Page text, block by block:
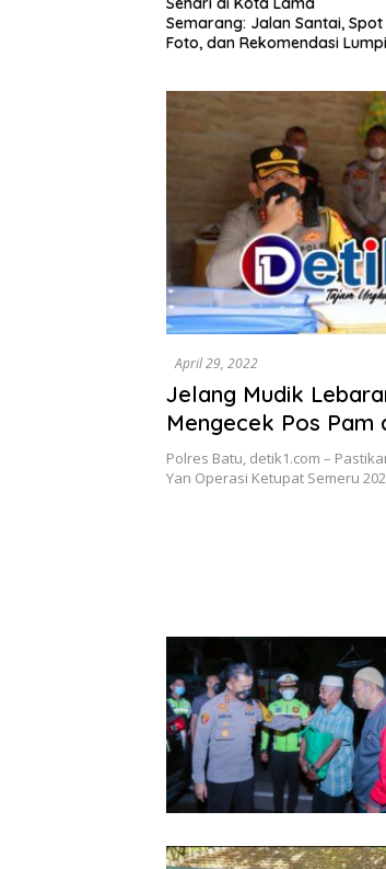
Kota Batu: Itinerary Seharian
yang Realistis
April 29, 2022
Jelang Mudik
Mengecek Pos Pam
Polres Batu, detik1.com –
Yan Operasi Ketupat Semeru